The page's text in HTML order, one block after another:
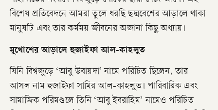
বিশেষ প্রতিবেদনে আমরা তুলে ধরছি ছদ্মবেশের আড়ালে থাকা
মানুষটি এবং তার কর্মময় জীবনের অজানা কিছু অধ্যায়।
​মুখোশের আড়ালে হুজাইফা আল-কাহলুত
যিনি বিশ্বজুড়ে ‘আবু উবায়দা’ নামে পরিচিত ছিলেন, তার
আসল নাম হুজাইফা সামির আল-কাহলুত। পারিবারিক এবং
সামাজিক পরিমণ্ডলে তিনি ‘আবু ইবরাহিম’ নামেও পরিচিত